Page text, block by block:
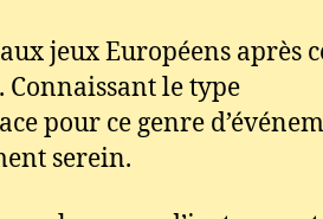
jeux Européens après
Connaissant le type
pour ce genre
serein.